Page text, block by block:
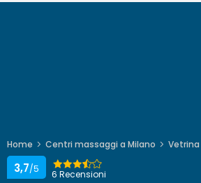
Home Centri massaggi a Milano Vetrina
6 Recensioni
3,7/5